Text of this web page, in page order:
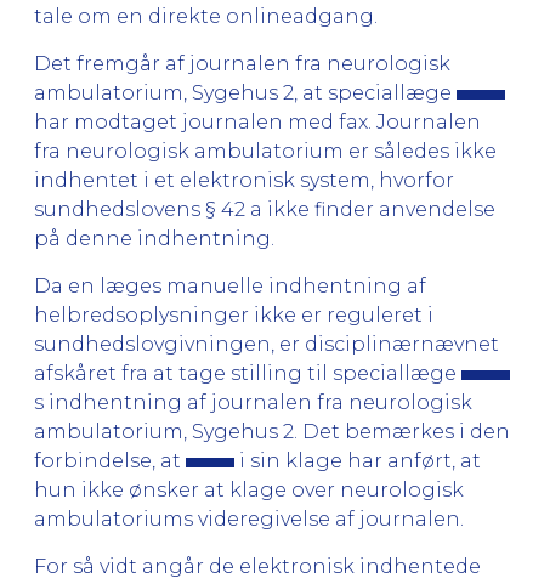
tale om en direkte onlineadgang.
Det fremgår af journalen fra neurologisk
ambulatorium, Sygehus 2, at speciallæge
har modtaget journalen med fax. Journalen
fra neurologisk ambulatorium er således ikke
indhentet i et elektronisk system, hvorfor
sundhedslovens § 42 a ikke finder anvendelse
på denne indhentning.
Da en læges manuelle indhentning af
helbredsoplysninger ikke er reguleret i
sundhedslovgivningen, er disciplinærnævnet
afskåret fra at tage stilling til speciallæge
s indhentning af journalen fra neurologisk
ambulatorium, Sygehus 2. Det bemærkes i den
forbindelse, at
i sin klage har anført, at
hun ikke ønsker at klage over neurologisk
ambulatoriums videregivelse af journalen.
For så vidt angår de elektronisk indhentede